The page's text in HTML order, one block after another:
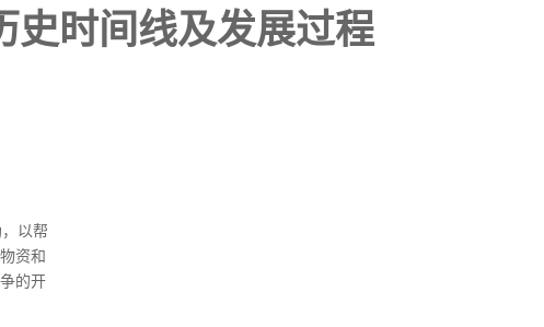
史时间线及发展过程
以帮
资和
的开